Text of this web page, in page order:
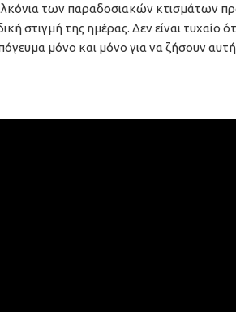
των παραδοσιακών κτισμάτων
στιγμή της ημέρας. Δεν είναι τυχαίο
μόνο και μόνο για να ζήσουν αυτή